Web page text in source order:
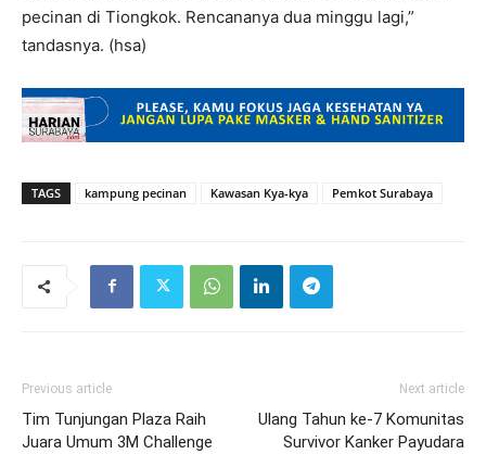
pecinan di Tiongkok. Rencananya dua minggu lagi,”
tandasnya. (hsa)
TAGS kampung pecinan Kawasan Kya-kya Pemkot Surabaya
Previous article
Tim Tunjungan Plaza Raih
Juara Umum 3M Challenge
Next article
Ulang Tahun ke-7 Komunitas
Survivor Kanker Payudara